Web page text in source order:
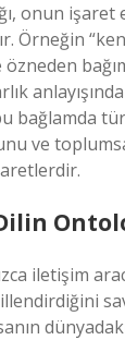
onun işaret
Örneğin
bağlamda
ve
iletişim